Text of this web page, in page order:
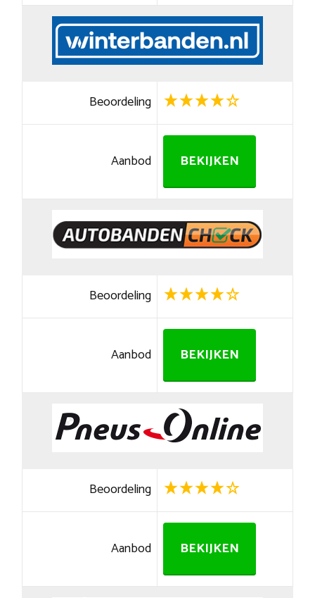
Beoordeling
Aanbod BEKIJKEN
Beoordeling
Aanbod BEKIJKEN
Beoordeling
Aanbod BEKIJKEN